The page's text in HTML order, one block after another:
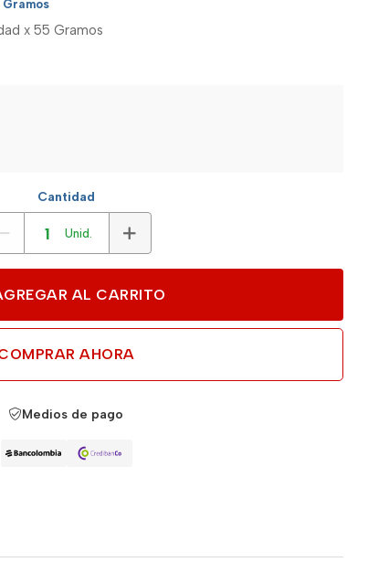
Gramos
x 55 Gramos
Cantidad
Unid.
AL CARRITO
AHORA
Medios de pago